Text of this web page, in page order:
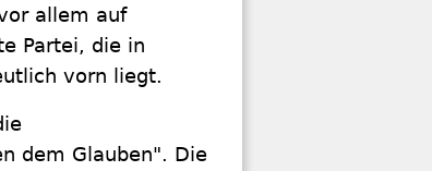
allem auf
Partei, die in
vorn liegt.
dem Glauben". Die